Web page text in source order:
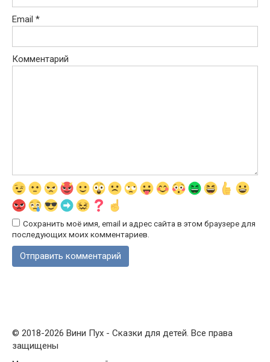
Email *
Комментарий
Сохранить моё имя, email и адрес сайта в этом браузере для
последующих моих комментариев.
© 2018-2026 Вини Пух - Сказки для детей. Все права
защищены